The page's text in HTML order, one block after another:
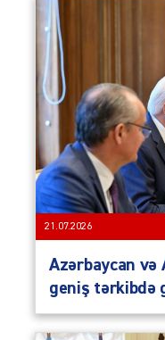
21.07.2026
Azərbaycan
geniş tərkibdə